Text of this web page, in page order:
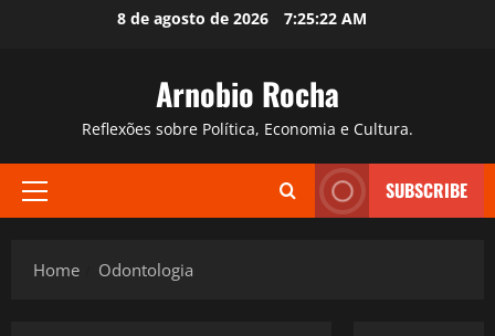
8 de agosto de 2026 7:25:23 AM
Arnobio Rocha
Reflexões sobre Política, Economia e Cultura.
Primary
SUBSCRIBE
Home Odontologia